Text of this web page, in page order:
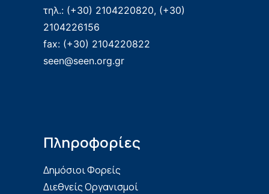
τηλ.: (+30) 2104220820, (+30)
2104226156
fax: (+30) 2104220822
seen@seen.org.gr
Πληροφορίες
Δημόσιοι Φορείς
Διεθνείς Οργανισμοί